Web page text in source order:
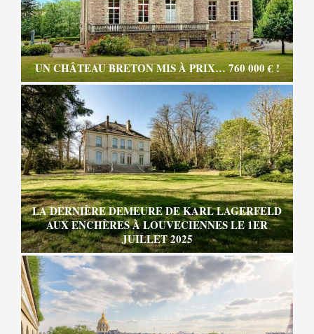
UN CHÂTEAU BRETON MIS À PRIX… 760 000 € !
LA DERNIÈRE DEMEURE DE KARL LAGERFELD
AUX ENCHÈRES À LOUVECIENNES LE 1ER
JUILLET 2025